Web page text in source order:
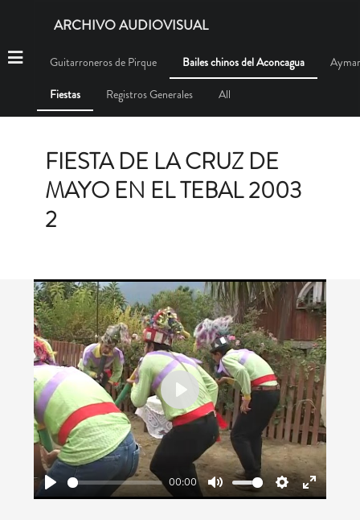
ARCHIVO AUDIOVISUAL
Guitarroneros de Pirque Bailes chinos del Aconcagua
Fiestas
Registros Generales All
FIESTA DE LA CRUZ DE
MAYO EN EL TEBAL 2003
2
Play
00:00
Mute SettingsEnter
Play